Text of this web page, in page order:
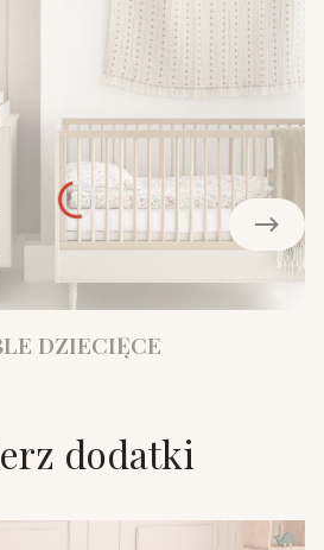
DZIECIĘCE
dodatki